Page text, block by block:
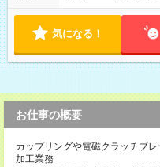
気になる！
お仕事の概要
カップリングや電磁クラッチブレ
加工業務